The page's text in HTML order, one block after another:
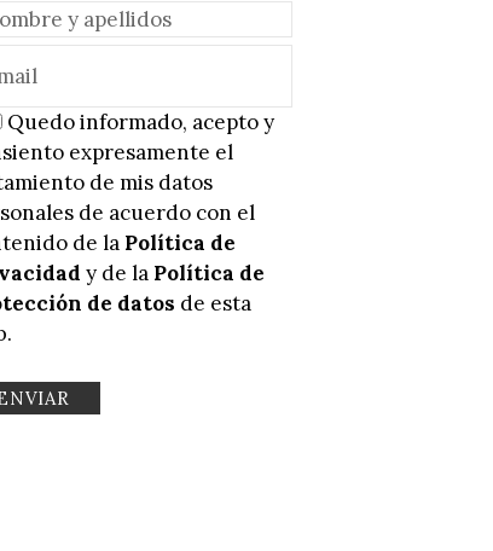
Quedo informado, acepto y
expresamente el
de mis datos
de acuerdo con el
de la Política de
y de la Política de
de datos de esta